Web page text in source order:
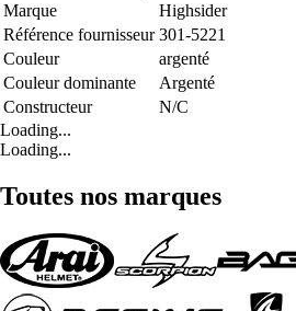
Marque
Highsider
Référence fournisseur 301-5221
Couleur
argenté
Couleur dominante
Argenté
Constructeur
N/C
Loading...
Loading...
Toutes nos marques